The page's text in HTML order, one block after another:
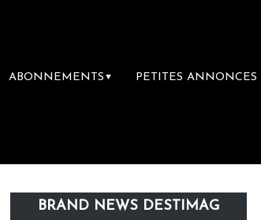
ABONNEMENTS ▼ PETITES ANNONCES
Le groupe Sainte-Claire
BRAND NEWS DESTIMAG